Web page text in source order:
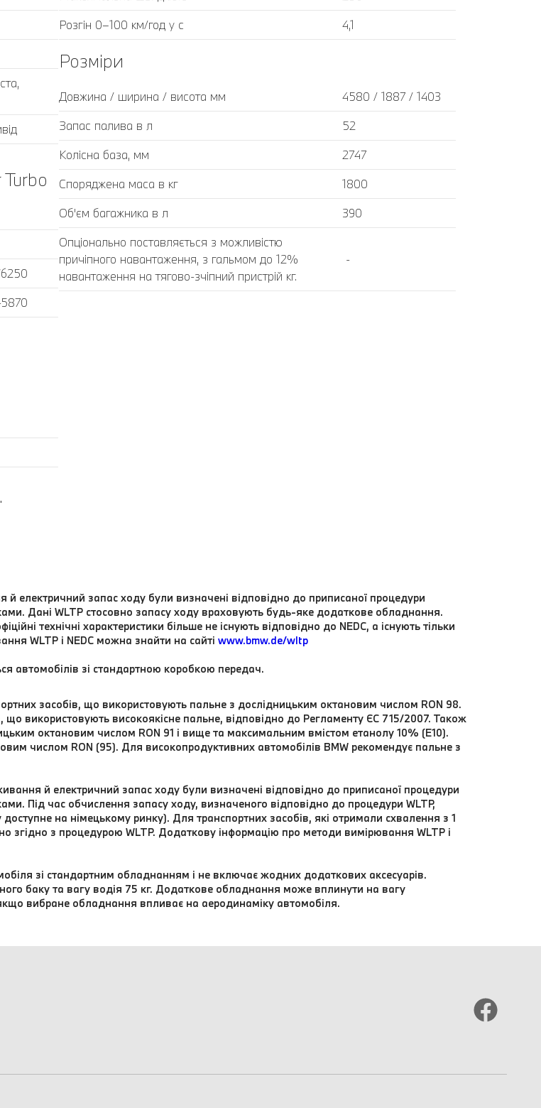
Розгін 0–100 км/год у с
4,1
Розміри
Довжина / ширина / висота мм
4580 / 1887 / 1403
Запас палива в л
52
Колісна база, мм
2747
Споряджена маса в кг
1800
Об'єм багажника в л
390
Опціонально поставляється з можливістю
причіпного навантаження, з гальмом до 12%
навантаження на тягово-зчіпний пристрій кг.
-
й електричний запас ходу були визначені відповідно до приписаної процедури
Дані WLTP стосовно запасу ходу враховують будь-яке додаткове обладнання.
технічні характеристики більше не існують відповідно до NEDC, а існують тільки
WLTP і NEDC можна знайти на сайті www.bmw.de/wltp
автомобілів зі стандартною коробкою передач.
засобів, що використовують пальне з дослідницьким октановим числом RON 98.
використовують високоякісне пальне, відповідно до Регламенту ЄС 715/2007. Також
октановим числом RON 91 і вище та максимальним вмістом етанолу 10% (E10).
числом RON (95). Для високопродуктивних автомобілів BMW рекомендує пальне з
й електричний запас ходу були визначені відповідно до приписаної процедури
Під час обчислення запасу ходу, визначеного відповідно до процедури WLTP,
на німецькому ринку). Для транспортних засобів, які отримали схвалення з 1
згідно з процедурою WLTP. Додаткову інформацію про методи вимірювання WLTP і
зі стандартним обладнанням і не включає жодних додаткових аксесуарів.
баку та вагу водія 75 кг. Додаткове обладнання може вплинути на вагу
вибране обладнання впливає на аеродинаміку автомобіля.